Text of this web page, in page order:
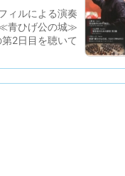
ィルによる演奏
青ひげ公の城≫
2日目を聴いて